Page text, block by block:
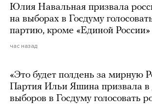
Юлия Навальная призвала
на выборах в Госдуму
партию, кроме «Единой России»
час назад
«Это будет полдень за мирную
Партия Ильи Яшина призвала в
выборов в Госдуму голосовать